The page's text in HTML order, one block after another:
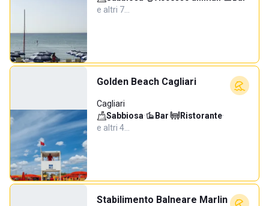
e altri 7…
Golden Beach Cagliari
Cagliari
Sabbiosa· Bar· Ristorante·
e altri 4…
Stabilimento Balneare Marlin